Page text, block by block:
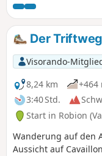
Entlang der
versteckte oder
erbaute
zwischen kleinen
einen herrlichen
Der
Visorando-
8,24 km
+464
3:40 Std.
Start in Robion
Wanderung auf den
Aussicht auf